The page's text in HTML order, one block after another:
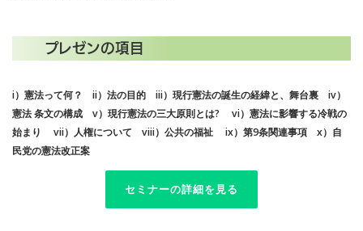
プレゼンの項目
i）憲法って何？ ii）法の目的 iii）現行憲法の誕生の経緯と、舞台裏 iv）
憲法 条文の構成 v）現行憲法の三大原則とは? vi）憲法に影響する冷戦の
始まり vii）人権について viii）公共の福祉 ix）第9条関連事項 x）自
民党の憲法改正案
セミナーの詳細を見る